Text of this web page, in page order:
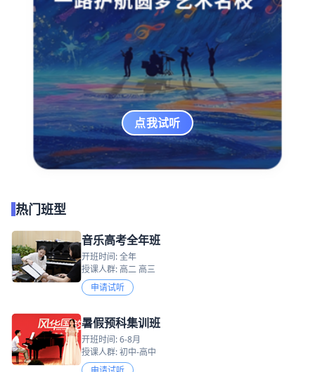
点我试听
热门班型
音乐高考全年班
开班时间: 全年
授课人群: 高二 高三
申请试听
暑假预科集训班
开班时间: 6-8月
授课人群: 初中-高中